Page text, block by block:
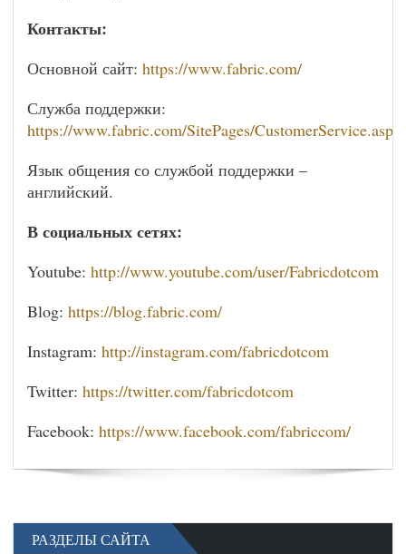
Контакты:
Основной сайт: https://www.fabric.com/
Служба поддержки:
https://www.fabric.com/SitePages/CustomerService.aspx
Язык общения со службой поддержки –
английский.
В социальных сетях:
Youtube: http://www.youtube.com/user/Fabricdotcom
Blog: https://blog.fabric.com/
Instagram: http://instagram.com/fabricdotcom
Twitter: https://twitter.com/fabricdotcom
Facebook: https://www.facebook.com/fabriccom/
РАЗДЕЛЫ САЙТА